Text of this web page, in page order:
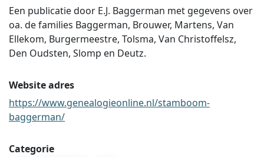
Een publicatie door E.J. Baggerman met gegevens over
oa. de families Baggerman, Brouwer, Martens, Van
Ellekom, Burgermeestre, Tolsma, Van Christoffelsz,
Den Oudsten, Slomp en Deutz.
Website adres
https://www.genealogieonline.nl/stamboom-
baggerman/
Categorie